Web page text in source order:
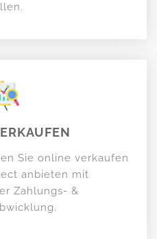
Sie online verkaufen
anbieten mit
Zahlungs- &